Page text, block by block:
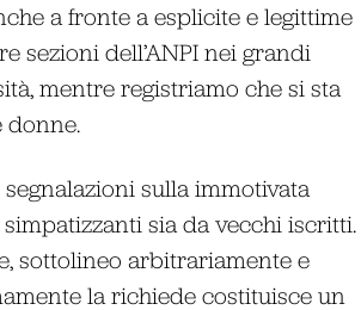
a fronte a esplicite e legittime
sezioni dell’ANPI nei grandi
mentre registriamo che si sta
sulla immotivata
sia da vecchi iscritti.
sottolineo arbitrariamente e
la richiede costituisce un